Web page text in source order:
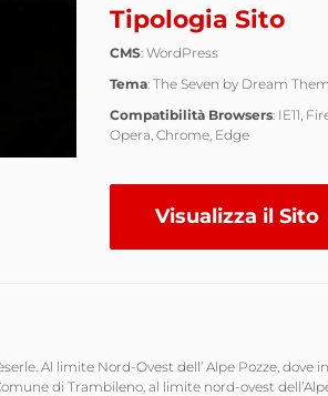
Tipologia Sito
CMS: WordPress
Tema: The Seven by Dream
Compatibilità Browsers: IE11,
Opera, Chrome, Edge
Visualizza il Sito
Al limite Nord-Ovest dell’ Alpe Pozze, dove
di Trambileno, al limite nord-ovest